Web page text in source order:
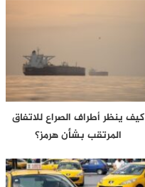
كيف ينظر أطراف الصراع للاتفاق
المرتقب بشأن هرمز؟